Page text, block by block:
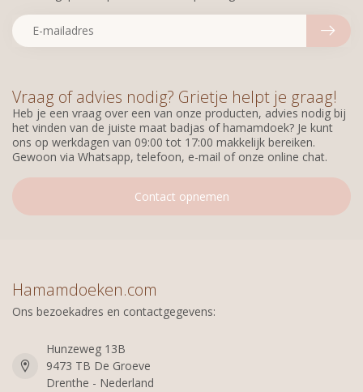
Vraag of advies nodig? Grietje helpt je graag!
Heb je een vraag over een van onze producten, advies nodig bij
het vinden van de juiste maat badjas of hamamdoek? Je kunt
ons op werkdagen van 09:00 tot 17:00 makkelijk bereiken.
Gewoon via Whatsapp, telefoon, e-mail of onze online chat.
Contact opnemen
Hamamdoeken.com
Ons bezoekadres en contactgegevens:
Hunzeweg 13B
9473 TB De Groeve
Drenthe - Nederland